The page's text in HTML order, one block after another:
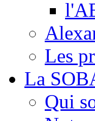
Les
La
Qui